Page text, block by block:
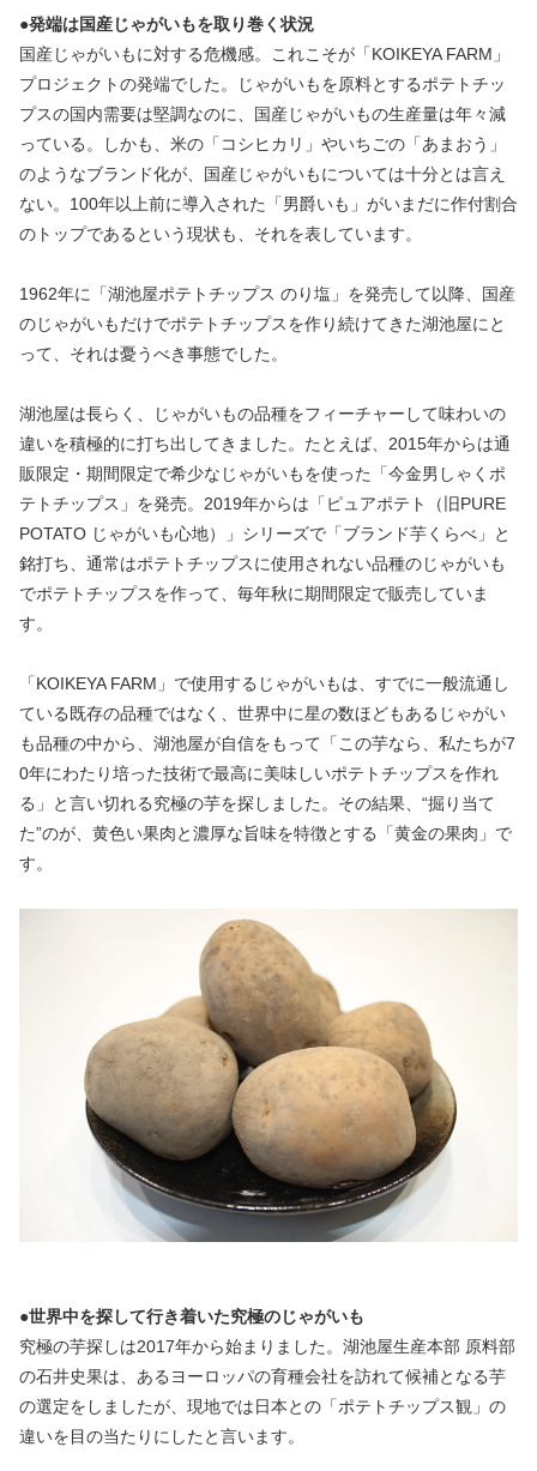
●発端は国産じゃがいもを取り巻く状況
国産じゃがいもに対する危機感。これこそが「KOIKEYA FARM」
プロジェクトの発端でした。じゃがいもを原料とするポテトチッ
プスの国内需要は堅調なのに、国産じゃがいもの生産量は年々減
っている。しかも、米の「コシヒカリ」やいちごの「あまおう」
のようなブランド化が、国産じゃがいもについては十分とは言え
ない。100年以上前に導入された「男爵いも」がいまだに作付割合
のトップであるという現状も、それを表しています。
1962年に「湖池屋ポテトチップス のり塩」を発売して以降、国産
のじゃがいもだけでポテトチップスを作り続けてきた湖池屋にと
って、それは憂うべき事態でした。
湖池屋は長らく、じゃがいもの品種をフィーチャーして味わいの
違いを積極的に打ち出してきました。たとえば、2015年からは通
販限定・期間限定で希少なじゃがいもを使った「今金男しゃくポ
テトチップス」を発売。2019年からは「ピュアポテト（旧PURE
POTATO じゃがいも心地）」シリーズで「ブランド芋くらべ」と
銘打ち、通常はポテトチップスに使用されない品種のじゃがいも
でポテトチップスを作って、毎年秋に期間限定で販売していま
す。
「KOIKEYA FARM」で使用するじゃがいもは、すでに一般流通し
ている既存の品種ではなく、世界中に星の数ほどもあるじゃがい
も品種の中から、湖池屋が自信をもって「この芋なら、私たちが7
0年にわたり培った技術で最高に美味しいポテトチップスを作れ
る」と言い切れる究極の芋を探しました。その結果、“掘り当て
た”のが、黄色い果肉と濃厚な旨味を特徴とする「黄金の果肉」で
す。
●世界中を探して行き着いた究極のじゃがいも
究極の芋探しは2017年から始まりました。湖池屋生産本部 原料部
の石井史果は、あるヨーロッパの育種会社を訪れて候補となる芋
の選定をしましたが、現地では日本との「ポテトチップス観」の
違いを目の当たりにしたと言います。